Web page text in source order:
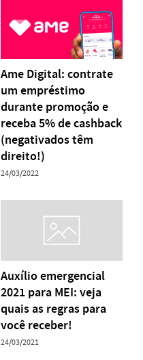
Ame Digital: contrate
um empréstimo
durante promoção e
receba 5% de cashback
(negativados têm
direito!)
24/03/2022
Auxílio emergencial
2021 para MEI: veja
quais as regras para
você receber!
24/03/2021